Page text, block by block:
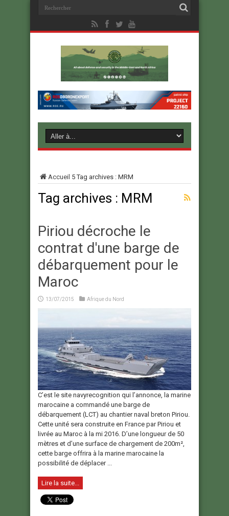
Accueil 5Tag archives : MRM
Tag archives : MRM
Piriou décroche le
contrat d'une barge de
débarquement pour le
Maroc
13/07/2015 Afrique du Nord
C’est le site navyrecognition qui l’annonce, la marine
marocaine a commandé une barge de
débarquement (LCT) au chantier naval breton Piriou.
Cette unité sera construite en France par Piriou et
livrée au Maroc à la mi 2016. D’une longueur de 50
mètres et d’une surface de chargement de 200m²,
cette barge offrira à la marine marocaine la
possibilité de déplacer ...
Lire la suite...